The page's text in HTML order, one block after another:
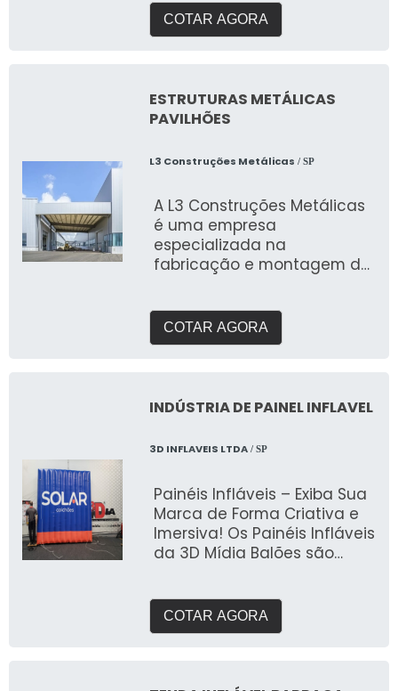
COTAR AGORA
ESTRUTURAS METÁLICAS
PAVILHÕES
L3 Construções Metálicas / SP
A L3 Construções Metálicas
é uma empresa
especializada na
fabricação e montagem de
COTAR AGORA
INDÚSTRIA DE PAINEL INFLAVEL
3D INFLAVEIS LTDA/ SP
Painéis Infláveis – Exiba Sua
Marca de Forma Criativa e
Imersiva! Os Painéis Infláveis
da 3D Mídia Balões são
deseja criar uma
experiência visual única e
COTAR AGORA